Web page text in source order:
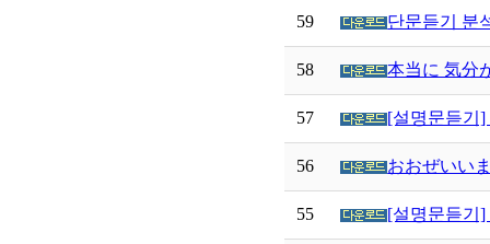
59 단문듣기 분
58 本当に 気分
57 [설명문듣기]
56 おおぜいい
55 [설명문듣기]